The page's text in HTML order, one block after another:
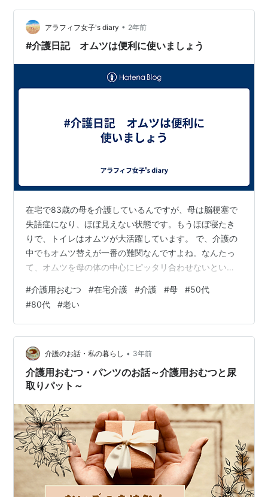
のラインが入ったこのオムツが一番のお気に入りです。
ちなみに、同じライフリーのS-Mサイズで、ブルーのラ
インが入った2回吸収タイプもあり、そちらは同じお値段
アラフィフ女子's diary • 2年前
#介護日記 オムツは便利に使いましょう
在宅で83歳の母を介護しているんですが、母は脳梗塞で
失語症になり、ほぼ見えない状態です。もうほぼ寝たき
りで、トイレはオムツが大活躍しています。 で、介護の
中でもオムツ替えが一番の難関なんですよね。なんたっ
て、オムツを母の体の中心にピッタリ合わせないといけ
ゃうんです。何度も母をコロコロ転がしながらオムツを
引っ張るうちに、こっちもついムキになって、力任せに
やってたらオムツをビリッと破いちゃったことも何度か
あります。 ちなみに私は、結婚もしてないし、子供もい
ないので、これまでオムツに触れる機会なんてほとんど
なかったんです。母の介護が、まさに「初オムツ…
#介護用おむつ #在宅介護 #介護 #母 #50代
#80代 #老い
介護のお話・私の暮らし • 3年前
介護用おむつ・パンツのお話～介護用おむつと尿
取りパット～